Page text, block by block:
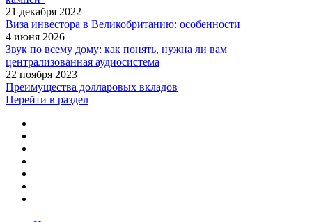
21 декабря 2022
Виза инвестора в Великобританию: особенности
4 июня 2026
Звук по всему дому: как понять, нужна ли вам
централизованная аудиосистема
22 ноября 2023
Преимущества долларовых вкладов
Перейти в раздел